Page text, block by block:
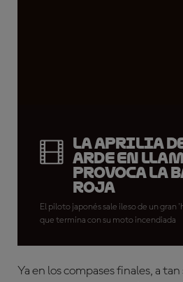
La Aprilia
arde en
provoca la
roja
El piloto japonés sale ileso de un gran
que termina con su moto incendiada
Ya en los compases finales, a